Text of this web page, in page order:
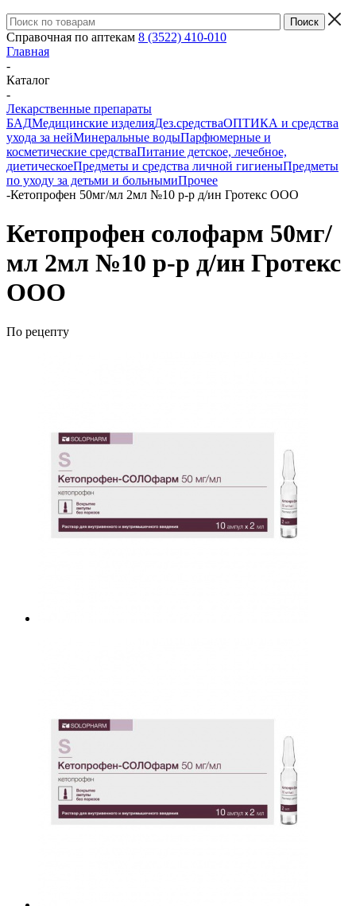
Справочная по аптекам 8 (3522) 410-010
Главная
-
Каталог
-
Лекарственные препараты
БАДМедицинские изделияДез.средстваОПТИКА и средства
ухода за нейМинеральные водыПарфюмерные и
косметические средстваПитание детское, лечебное,
диетическоеПредметы и средства личной гигиеныПредметы
по уходу за детьми и больнымиПрочее
-Кетопрофен 50мг/мл 2мл №10 р-р д/ин Гротекс ООО
Кетопрофен солофарм 50мг/
мл 2мл №10 р-р д/ин Гротекс
ООО
По рецепту